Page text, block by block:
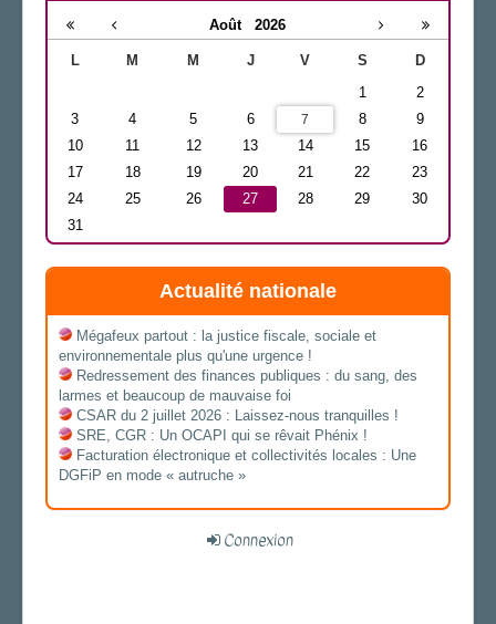
Août 2026
L M M J V S
D
1
2
3
4 5 6 7 8
9
10
11 12 13 14 15
16
17
18 19 20 21 22
23
24
25 26 27 28 29
30
31
Actualité nationale
Mégafeux partout : la justice fiscale, sociale et
environnementale plus qu'une urgence !
Redressement des finances publiques : du sang, des
larmes et beaucoup de mauvaise foi
CSAR du 2 juillet 2026 : Laissez-nous tranquilles !
SRE, CGR : Un OCAPI qui se rêvait Phénix !
Facturation électronique et collectivités locales : Une
DGFiP en mode « autruche »
Connexion